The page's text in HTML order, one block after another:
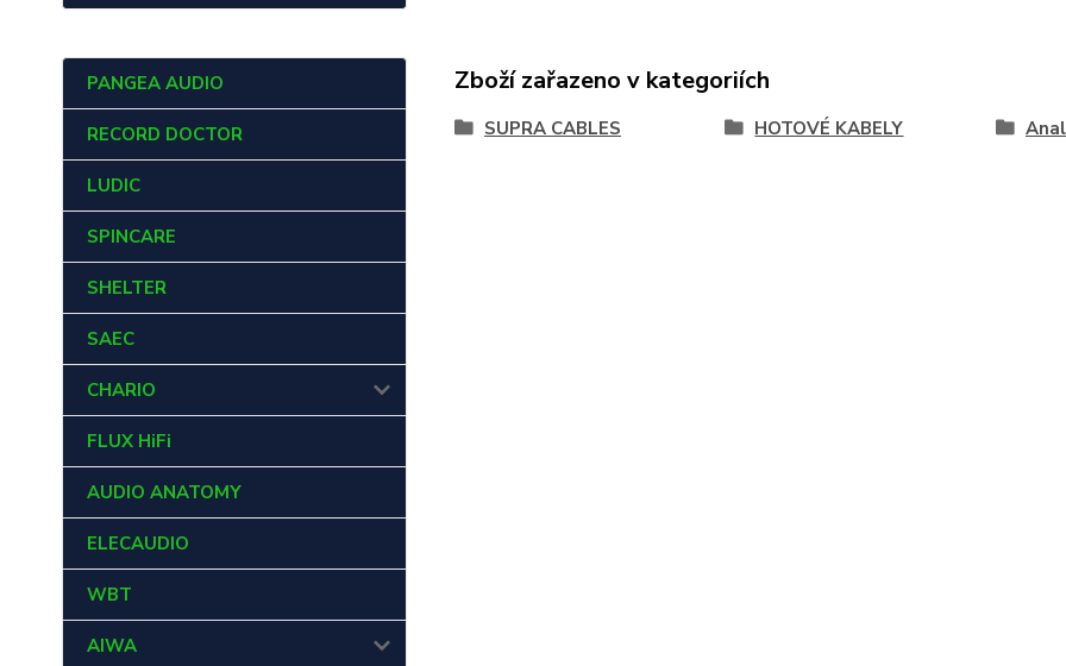
PANGEA AUDIO
RECORD DOCTOR
LUDIC
SPINCARE
SHELTER
SAEC
CHARIO
FLUX HiFi
AUDIO ANATOMY
ELECAUDIO
WBT
AIWA
Zboží zařazeno v kategoriích
SUPRA CABLES HOTOVÉ KABELY